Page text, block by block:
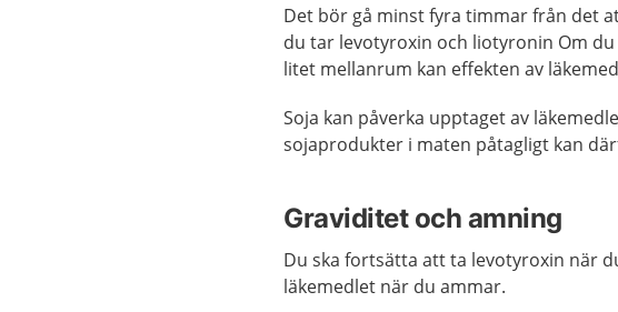
Det bör gå minst fyra timmar från det
du tar levotyroxin och liotyronin Om
litet mellanrum kan effekten av
Soja kan påverka upptaget av
sojaprodukter i maten påtagligt kan
Graviditet och amning
Du ska fortsätta att ta levotyroxin när
läkemedlet när du ammar.